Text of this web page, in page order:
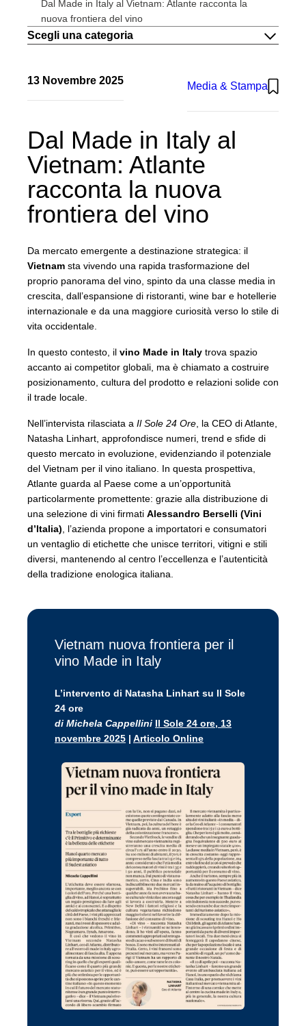
IL METODO
IMPEGNO
CARRIERE
Dal Made in Italy al Vietnam: Atlante racconta la
nuova frontiera del vino
Scegli una categoria
13 Novembre 2025 Media & Stampa
Dal Made in Italy al
Vietnam: Atlante
racconta la nuova
frontiera del vino
Da mercato emergente a destinazione strategica: il
Vietnam sta vivendo una rapida trasformazione del
proprio panorama del vino, spinto da una classe media in
crescita, dall’espansione di ristoranti, wine bar e hotellerie
internazionale e da una maggiore curiosità verso lo stile di
vita occidentale.
In questo contesto, il vino Made in Italy trova spazio
accanto ai competitor globali, ma è chiamato a costruire
posizionamento, cultura del prodotto e relazioni solide con
il trade locale.
Nell’intervista rilasciata a Il Sole 24 Ore , la CEO di Atlante,
Natasha Linhart, approfondisce numeri, trend e sfide di
questo mercato in evoluzione, evidenziando il potenziale
del Vietnam per il vino italiano. In questa prospettiva,
Atlante guarda al Paese come a un’opportunità
particolarmente promettente: grazie alla distribuzione di
una selezione di vini firmati Alessandro Berselli (Vini
d’Italia) , l’azienda propone a importatori e consumatori
un ventaglio di etichette che unisce territori, vitigni e stili
diversi, mantenendo al centro l’eccellenza e l’autenticità
della tradizione enologica italiana.
Vietnam nuova frontiera per il
vino Made in Italy
L’intervento di Natasha Linhart su Il Sole
24 ore
di Michela Cappellini Il Sole 24 ore, 13
novembre 2025 | Articolo Online